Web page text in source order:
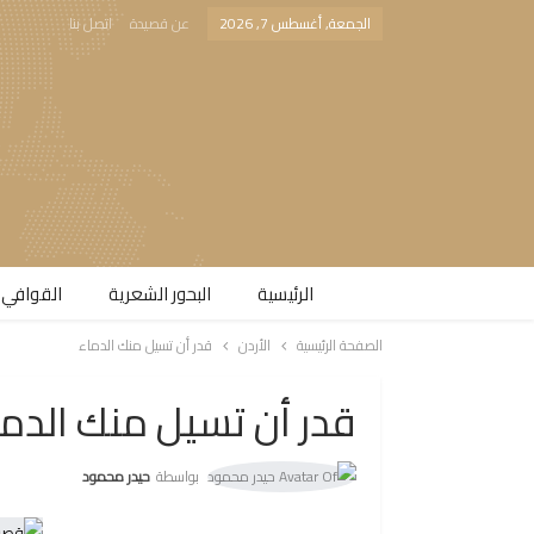
الجمعة, أغسطس 7, 2026 عن قصيدة اتصل بنا
الرئيسية البحور الشعرية​
الصفحة الرئيسية الأردن قدر أن تسيل منك الدماء
قدر أن تسيل منك
بواسطة حيدر محمود